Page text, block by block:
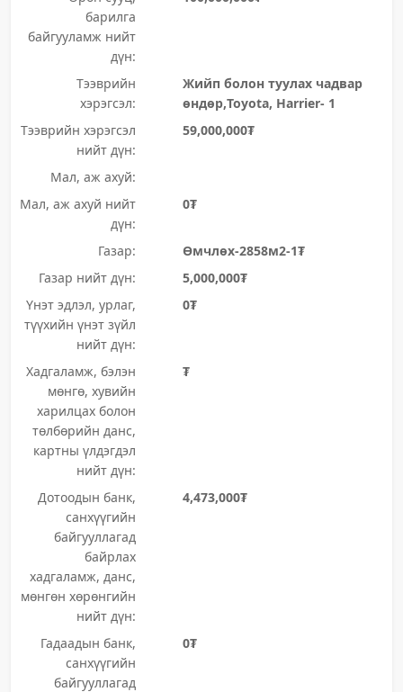
барилга
байгууламж нийт
дүн:
Тээврийн
хэрэгсэл:
Жийп болон туулах чадвар
өндөр,Toyota, Harrier- 1
Тээврийн хэрэгсэл
нийт дүн:
59,000,000₮
Мал, аж ахуй:
Мал, аж ахуй нийт
дүн:
0₮
Газар:
Өмчлөх-2858м2-1₮
Газар нийт дүн:
5,000,000₮
Үнэт эдлэл, урлаг,
түүхийн үнэт зүйл
нийт дүн:
0₮
Хадгаламж, бэлэн
мөнгө, хувийн
харилцах болон
төлбөрийн данс,
картны үлдэгдэл
нийт дүн:
₮
Дотоодын банк,
санхүүгийн
байгууллагад
байрлах
хадгаламж, данс,
мөнгөн хөрөнгийн
нийт дүн:
4,473,000₮
Гадаадын банк,
санхүүгийн
байгууллагад
0₮